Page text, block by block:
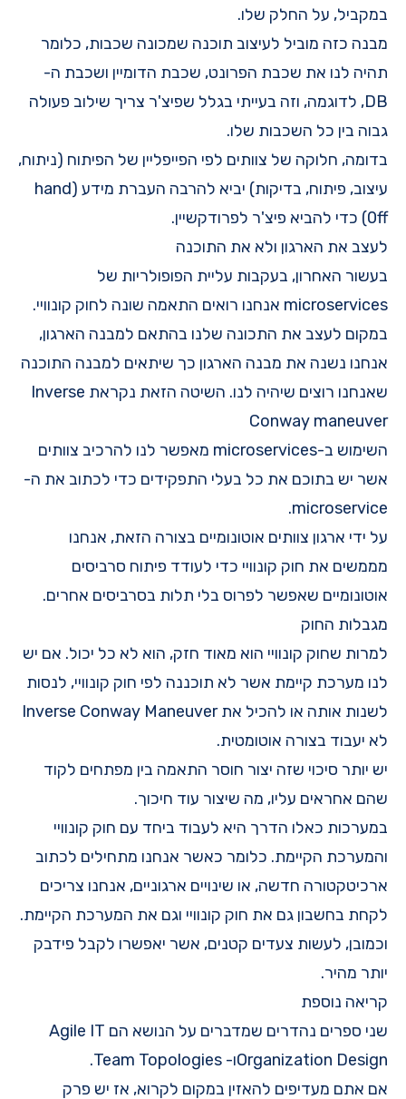
במקביל, על החלק שלו.
מבנה כזה מוביל לעיצוב תוכנה שמכונה שכבות, כלומר
תהיה לנו את שכבת הפרונט, שכבת הדומיין ושכבת ה-
DB, לדוגמה, וזה בעייתי בגלל שפיצ'ר צריך שילוב פעולה
גבוה בין כל השכבות שלו.
בדומה, חלוקה של צוותים לפי הפייפליין של הפיתוח (ניתוח,
עיצוב, פיתוח, בדיקות) יביא להרבה העברת מידע (hand
0ff) כדי להביא פיצ'ר לפרודקשיין.
לעצב את הארגון ולא את התוכנה
בעשור האחרון, בעקבות עליית הפופולריות של
microservices אנחנו רואים התאמה שונה לחוק קונוויי.
במקום לעצב את התכונה שלנו בהתאם למבנה הארגון,
אנחנו נשנה את מבנה הארגון כך שיתאים למבנה התוכנה
שאנחנו רוצים שיהיה לנו. השיטה הזאת נקראת Inverse
Conway maneuver
השימוש ב-microservices מאפשר לנו להרכיב צוותים
אשר יש בתוכם את כל בעלי התפקידים כדי לכתוב את ה-
microservice.
על ידי ארגון צוותים אוטונומיים בצורה הזאת, אנחנו
מממשים את חוק קונוויי כדי לעודד פיתוח סרביסים
אוטונומיים שאפשר לפרוס בלי תלות בסרביסים אחרים.
מגבלות החוק
למרות שחוק קונוויי הוא מאוד חזק, הוא לא כל יכול. אם יש
לנו מערכת קיימת אשר לא תוכננה לפי חוק קונוויי, לנסות
לשנות אותה או להכיל את Inverse Conway Maneuver
לא יעבוד בצורה אוטומטית.
יש יותר סיכוי שזה יצור חוסר התאמה בין מפתחים לקוד
שהם אחראים עליו, מה שיצור עוד חיכוך.
במערכות כאלו הדרך היא לעבוד ביחד עם חוק קונוויי
והמערכת הקיימת. כלומר כאשר אנחנו מתחילים לכתוב
ארכיטקטורה חדשה, או שינויים ארגוניים, אנחנו צריכים
לקחת בחשבון גם את חוק קונוויי וגם את המערכת הקיימת.
וכמובן, לעשות צעדים קטנים, אשר יאפשרו לקבל פידבק
יותר מהיר.
קריאה נוספת
שני ספרים נהדרים שמדברים על הנושא הם Agile IT
Organization Designו- Team Topologies
.
אם אתם מעדיפים להאזין במקום לקרוא, אז יש פרק